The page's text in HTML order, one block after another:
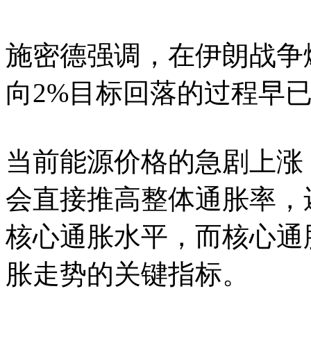
施密德强调，在伊朗战
向2%目标回落的过程早
当前能源价格的急剧上
会直接推高整体通胀率
核心通胀水平，而核心
胀走势的关键指标。